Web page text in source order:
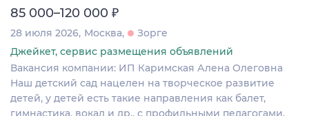
85 000–120 000 ₽
28 июля 2026 Москва
Зорге
Джейкет, сервис размещения объявлений
Вакансия компании: ИП Каримская Алена Олеговна
Наш детский сад нацелен на творческое развитие
детей, у детей есть такие направления как балет,
гимнастика, вокал и др., с профильными педагогами.